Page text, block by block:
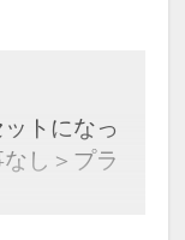
トになっ
し＞プラ